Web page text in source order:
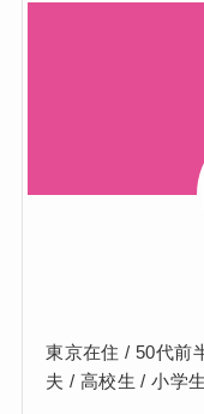
東京在住 / 50代前
夫 / 高校生 / 小学生